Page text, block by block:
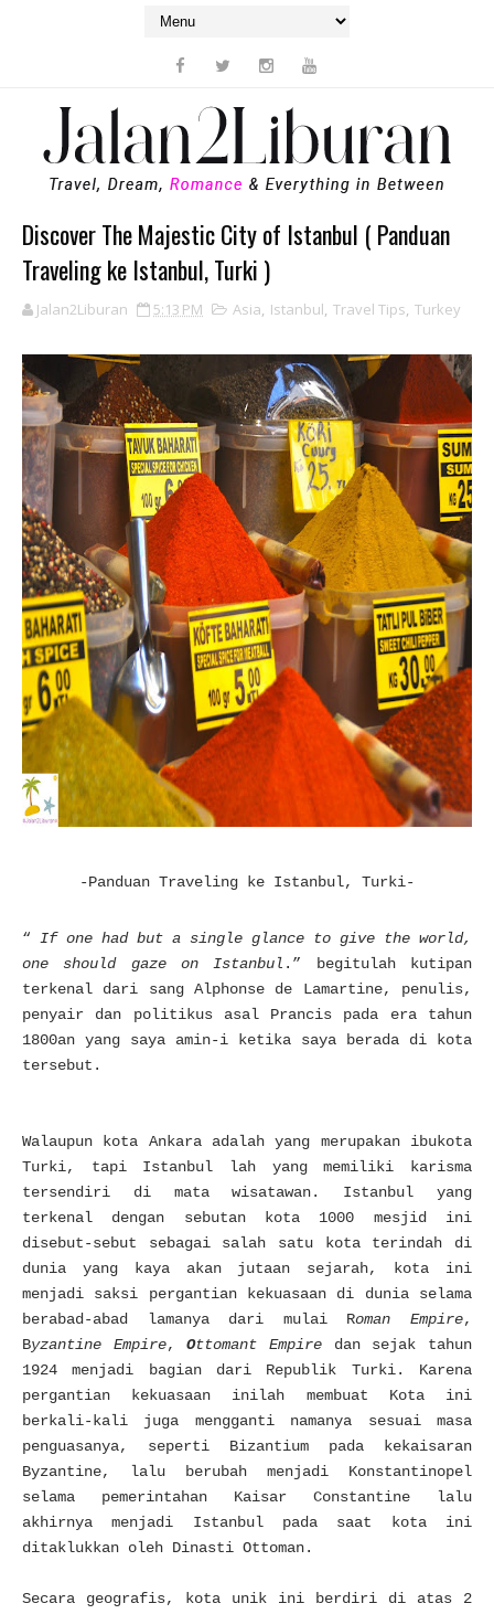
Discover The Majestic City of Istanbul ( Panduan
Traveling ke Istanbul, Turki )
Jalan2Liburan 5:13 PM Asia, Istanbul, Travel Tips, Turkey
-Panduan Traveling ke Istanbul, Turki-
“ If one had but a single glance to give the world,
one should gaze on Istanbul .” begitulah kutipan
terkenal dari sang Alphonse de Lamartine, penulis,
penyair dan politikus asal Prancis pada era tahun
1800an yang saya amin-i ketika saya berada di kota
tersebut.
Walaupun kota Ankara adalah yang merupakan ibukota
Turki, tapi Istanbul lah yang memiliki karisma
tersendiri di mata wisatawan. Istanbul yang
terkenal dengan sebutan kota 1000 mesjid ini
disebut-sebut sebagai salah satu kota terindah di
dunia yang kaya akan jutaan sejarah, kota ini
menjadi saksi pergantian kekuasaan di dunia selama
berabad-abad lamanya dari mulai Roman Empire,
Byzantine Empire, Ottomant Empire dan sejak tahun
1924 menjadi bagian dari Republik Turki. Karena
pergantian kekuasaan inilah membuat Kota ini
berkali-kali juga mengganti namanya sesuai masa
penguasanya, seperti Bizantium pada kekaisaran
Byzantine, lalu berubah menjadi Konstantinopel
selama pemerintahan Kaisar Constantine lalu
akhirnya menjadi Istanbul pada saat kota ini
ditaklukkan oleh Dinasti Ottoman.
Secara geografis, kota unik ini berdiri di atas 2